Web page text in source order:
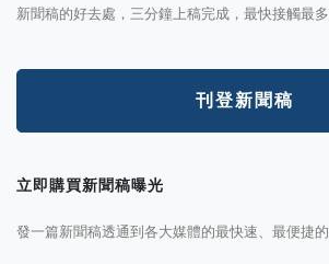
新聞稿的好去處，三分鐘上稿完成，最快接觸最
刊登新聞稿
立即購買新聞稿曝光
發一篇新聞稿透通到各大媒體的最快速、最便捷的